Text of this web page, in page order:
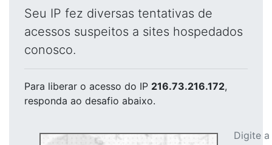
Seu IP fez diversas tentativas de
acessos suspeitos a sites hospedados
conosco.
Para liberar o acesso do IP 216.73.216.172,
responda ao desafio abaixo.
Digite